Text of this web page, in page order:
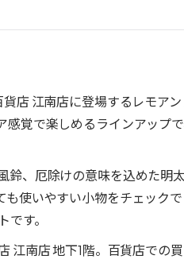
店 江南店に登場するレモア
感覚で楽しめるラインアップ
、厄除けの意味を込めた明
使いやすい小物をチェック
す。
江南店 地下1階。百貨店での